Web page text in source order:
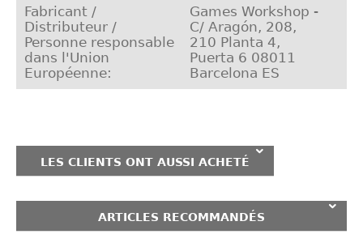
Fabricant /
Distributeur /
Personne responsable
dans l'Union
Européenne:
Games Workshop -
C/ Aragón, 208,
210 Planta 4,
Puerta 6 08011
Barcelona ES
LES CLIENTS ONT AUSSI ACHETÉ
ARTICLES RECOMMANDÉS